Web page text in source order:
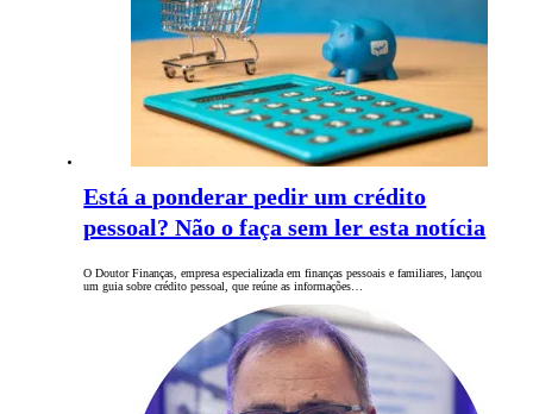
Está a ponderar pedir um crédito
pessoal? Não o faça sem ler esta notícia
O Doutor Finanças, empresa especializada em finanças pessoais e familiares, lançou
um guia sobre crédito pessoal, que reúne as informações…